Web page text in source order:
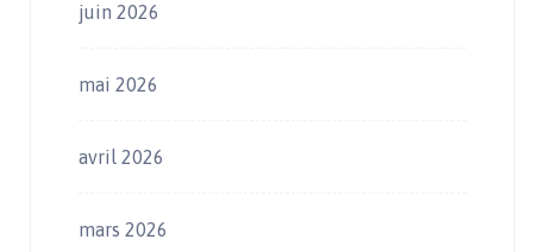
juin 2026
mai 2026
avril 2026
mars 2026